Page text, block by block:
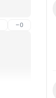
–0